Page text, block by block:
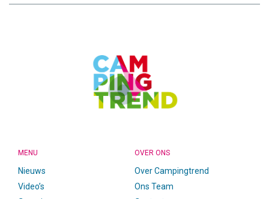
MENU
Nieuws
Video’s
OVER ONS
Over Campingtrend
Ons Team